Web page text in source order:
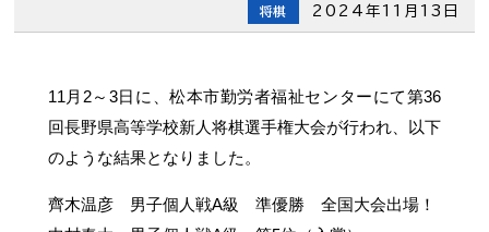
将棋 2024年11月13日
11月2～3日に、松本市勤労者福祉センターにて第36
回長野県高等学校新人将棋選手権大会が行われ、以下
のような結果となりました。
齊木温彦 男子個人戦A級 準優勝 全国大会出場！